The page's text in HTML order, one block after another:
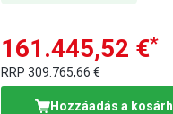
161.445,52 €*
RRP309.765,66 €
Hozzáadás a